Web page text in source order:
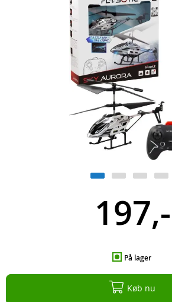
197,-
På lager
Køb nu